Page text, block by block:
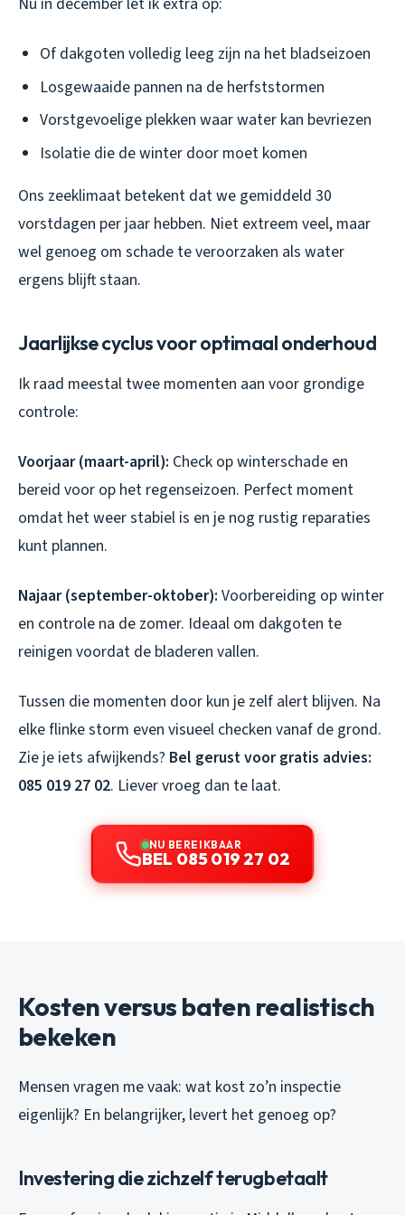
Of dakgoten volledig leeg zijn na het bladseizoen
Losgewaaide pannen na de herfststormen
Vorstgevoelige plekken waar water kan bevriezen
Isolatie die de winter door moet komen
Ons zeeklimaat betekent dat we gemiddeld 30
vorstdagen per jaar hebben. Niet extreem veel, maar
wel genoeg om schade te veroorzaken als water
ergens blijft staan.
Jaarlijkse cyclus voor optimaal onderhoud
Ik raad meestal twee momenten aan voor grondige
controle:
Voorjaar (maart-april): Check op winterschade en
bereid voor op het regenseizoen. Perfect moment
omdat het weer stabiel is en je nog rustig reparaties
kunt plannen.
Najaar (september-oktober): Voorbereiding op winter
en controle na de zomer. Ideaal om dakgoten te
reinigen voordat de bladeren vallen.
Tussen die momenten door kun je zelf alert blijven. Na
elke flinke storm even visueel checken vanaf de grond.
Zie je iets afwijkends? Bel gerust voor gratis advies:
085 019 27 02. Liever vroeg dan te laat.
NU BEREIKBAAR
BEL 085 019 27 02
Kosten versus baten realistisch
bekeken
Mensen vragen me vaak: wat kost zo’n inspectie
eigenlijk? En belangrijker, levert het genoeg op?
Investering die zichzelf terugbetaalt